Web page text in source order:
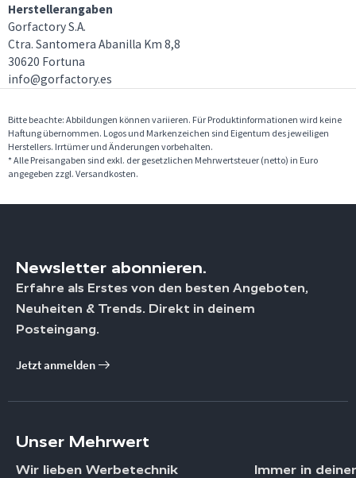
Herstellerangaben
Gorfactory S.A.
Ctra. Santomera Abanilla Km 8,8
30620 Fortuna
info@gorfactory.es
Bitte beachte: Abbildungen können variieren. Für Produktinformationen wird keine
Haftung übernommen. Logos und Markenzeichen sind Eigentum des jeweiligen
Herstellers. Irrtümer und Änderungen vorbehalten.
* Alle Preisangaben sind exkl. der gesetzlichen Mehrwertsteuer (netto) in Euro
angegeben zzgl. Versandkosten.
Newsletter abonnieren.
Erfahre als Erstes von den besten Angeboten,
Neuheiten & Trends. Direkt in deinem
Posteingang.
Jetzt anmelden
Unser Mehrwert
Wir lieben Werbetechnik
Immer in